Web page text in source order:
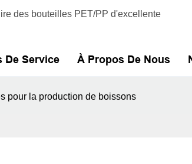
des bouteilles PET/PP d'excellente
De Service À Propos De Nous
pour la production de boissons